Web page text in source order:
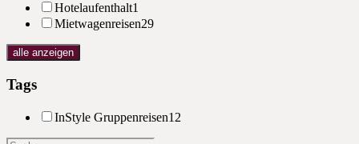
Hotelaufenthalt1
Mietwagenreisen29
alle anzeigen
Tags
InStyle Gruppenreisen12